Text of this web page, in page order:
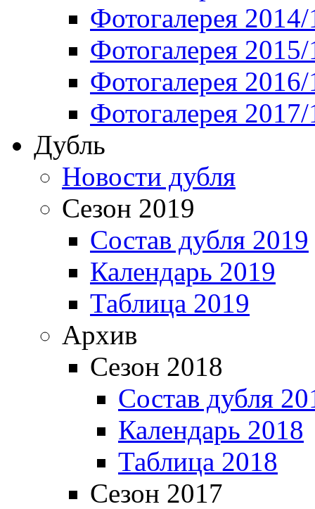
Фотогалерея
Фотогалерея
Фотогалерея
Фотогалерея
Дубль
Новости дубля
Сезон 2019
Состав дубля 2019
Календарь 2019
Таблица 2019
Архив
Сезон 2018
Состав дубля
Календарь 2018
Таблица 2018
Сезон 2017